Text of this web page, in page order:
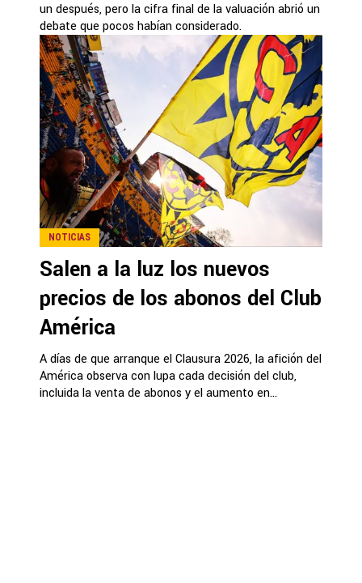
un después, pero la cifra final de la valuación abrió un
debate que pocos habían considerado.
NOTICIAS
Salen a la luz los nuevos
precios de los abonos del Club
América
A días de que arranque el Clausura 2026, la afición del
América observa con lupa cada decisión del club,
incluida la venta de abonos y el aumento en...